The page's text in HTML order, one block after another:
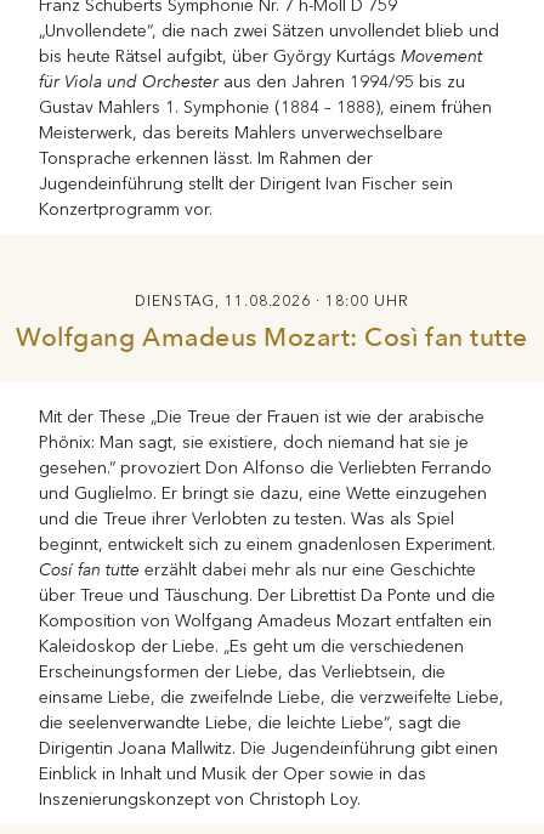
Franz Schuberts Symphonie Nr. 7 h-Moll D 759
„Unvollendete“, die nach zwei Sätzen unvollendet blieb und
bis heute Rätsel aufgibt, über György KurtágsMovement
für Viola und Orchester aus den Jahren 1994/95 bis zu
Gustav Mahlers 1. Symphonie (1884 – 1888), einem frühen
Meisterwerk, das bereits Mahlers unverwechselbare
Tonsprache erkennen lässt. Im Rahmen der
Jugendeinführung stellt der Dirigent Ivan Fischer sein
Konzertprogramm vor.
DIENSTAG, 11.08.2026 · 18:00 UHR
Wolfgang Amadeus Mozart: Così fan tutte
Mit der These „Die Treue der Frauen ist wie der arabische
Phönix: Man sagt, sie existiere, doch niemand hat sie je
gesehen.“ provoziert Don Alfonso die Verliebten Ferrando
und Guglielmo. Er bringt sie dazu, eine Wette einzugehen
und die Treue ihrer Verlobten zu testen. Was als Spiel
beginnt, entwickelt sich zu einem gnadenlosen Experiment.
Cosí fan tutte erzählt dabei mehr als nur eine Geschichte
über Treue und Täuschung. Der Librettist Da Ponte und die
Komposition von Wolfgang Amadeus Mozart entfalten ein
Kaleidoskop der Liebe. „Es geht um die verschiedenen
Erscheinungsformen der Liebe, das Verliebtsein, die
einsame Liebe, die zweifelnde Liebe, die verzweifelte Liebe,
die seelenverwandte Liebe, die leichte Liebe“, sagt die
Dirigentin Joana Mallwitz. Die Jugendeinführung gibt einen
Einblick in Inhalt und Musik der Oper sowie in das
Inszenierungskonzept von Christoph Loy.